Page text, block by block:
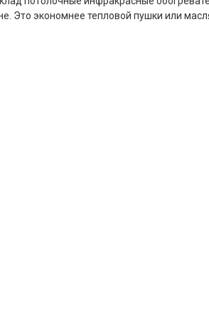
Это экономнее тепловой пушки или